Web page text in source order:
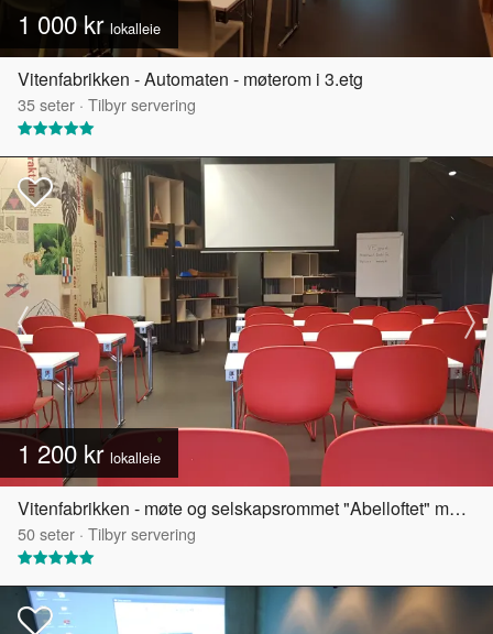
1 000 kr lokalleie
Vitenfabrikken - Automaten - møterom i 3.etg
35seter · Tilbyr servering
1 200 kr lokalleie
Vitenfabrikken - møte og selskapsrommet "Abelloftet" med egen takterrasse
50seter · Tilbyr servering